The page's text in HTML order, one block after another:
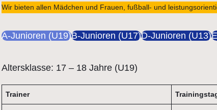
Wir bieten allen Mädchen und Frauen, fußball- und
A-Junioren (U19)B-Junioren (U17)D-Junioren (U13)
Altersklasse: 17 – 18 Jahre (U19)
Trainer